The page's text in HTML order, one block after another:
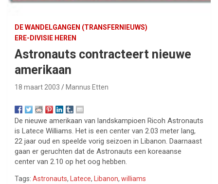
DE WANDELGANGEN (TRANSFERNIEUWS)
ERE-DIVISIE HEREN
Astronauts contracteert nieuwe
amerikaan
18 maart 2003 Mannus Etten
De nieuwe amerikaan van landskampioen Ricoh Astronauts
is Latece Williams. Het is een center van 2.03 meter lang,
22 jaar oud en speelde vorig seizoen in Libanon. Daarnaast
gaan er geruchten dat de Astronauts een koreaanse
center van 2.10 op het oog hebben.
Tags: Astronauts, Latece, Libanon, williams